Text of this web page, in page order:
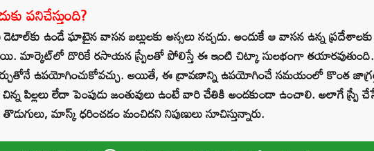
పనిచేస్తుంది?
ఉండే ఘాటైన వాసన బల్లులకు అస్సలు నచ్చదు. అందుకే ఆ వాసన ఉన్న
మార్కెట్‌లో దొరికే రసాయన స్ప్రేలతో పోలిస్తే ఈ ఇంటి చిట్కా సులభంగా తయారవుతుంది.
ఉపయోగించుకోవచ్చు. అయితే, ఈ ద్రావణాన్ని ఉపయోగించే సమయంలో కొంత
పిల్లలు లేదా పెంపుడు జంతువులు ఉంటే వారి చేతికి అందకుండా ఉంచాలి. అలాగే స్ప్రే
మాస్క్ ధరించడం మంచిదని నిపుణులు సూచిస్తున్నారు.